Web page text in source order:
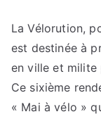
La Vélorution,
est destinée à
en ville et milite
Ce sixième
« Mai à vélo »